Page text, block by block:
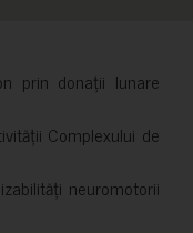
prin donații lunare
Complexului de
neuromotorii